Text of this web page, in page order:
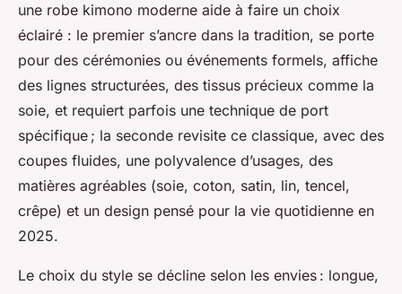
une robe kimono moderne aide à faire un choix
éclairé : le premier s’ancre dans la tradition, se porte
pour des cérémonies ou événements formels, affiche
des lignes structurées, des tissus précieux comme la
soie, et requiert parfois une technique de port
spécifique ; la seconde revisite ce classique, avec des
coupes fluides, une polyvalence d’usages, des
matières agréables (soie, coton, satin, lin, tencel,
crêpe) et un design pensé pour la vie quotidienne en
2025.
Le choix du style se décline selon les envies : longue,